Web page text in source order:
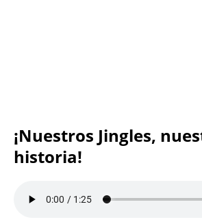
¡Nuestros Jingles,
historia!